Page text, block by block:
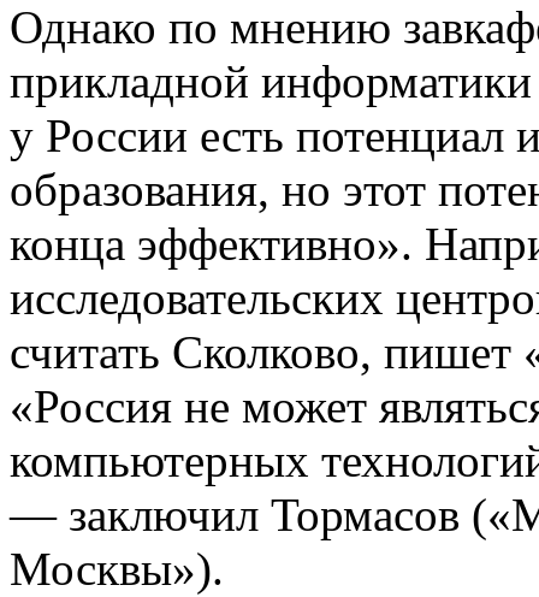
Однако по мнению
прикладной
у России есть потенциал
образования, но этот
конца эффективно».
исследовательских
считать Сколково,
«Россия не может
компьютерных
— заключил Тормасов
Москвы»).